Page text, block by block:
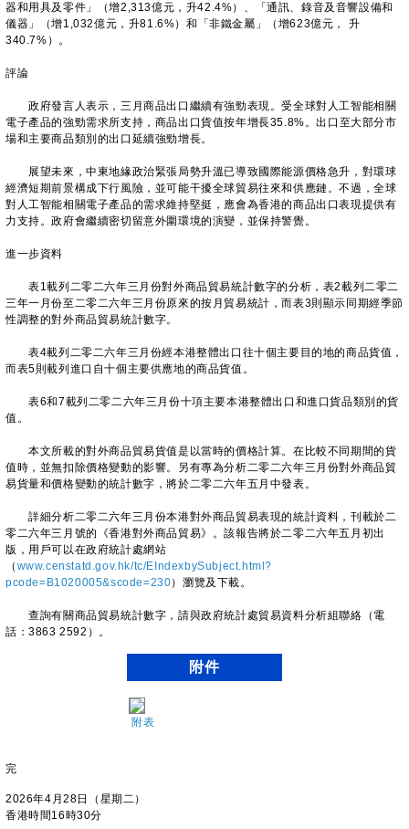
器和用具及零件」（增2,313億元，升42.4%）、「通訊、錄音及音響設備和
儀器」（增1,032億元，升81.6%）和「非鐵金屬」（增623億元， 升
340.7%）。
評論
政府發言人表示，三月商品出口繼續有強勁表現。受全球對人工智能相關
電子產品的強勁需求所支持，商品出口貨值按年增長35.8%。出口至大部分市
場和主要商品類別的出口延續強勁增長。
展望未來，中東地緣政治緊張局勢升溫已導致國際能源價格急升，對環球
經濟短期前景構成下行風險，並可能干擾全球貿易往來和供應鏈。不過，全球
對人工智能相關電子產品的需求維持堅挺，應會為香港的商品出口表現提供有
力支持。政府會繼續密切留意外圍環境的演變，並保持警覺。
進一步資料
表1載列二零二六年三月份對外商品貿易統計數字的分析，表2載列二零二
三年一月份至二零二六年三月份原來的按月貿易統計，而表3則顯示同期經季節
性調整的對外商品貿易統計數字。
表4載列二零二六年三月份經本港整體出口往十個主要目的地的商品貨值，
而表5則載列進口自十個主要供應地的商品貨值。
表6和7載列二零二六年三月份十項主要本港整體出口和進口貨品類別的貨
值。
本文所載的對外商品貿易貨值是以當時的價格計算。在比較不同期間的貨
值時，並無扣除價格變動的影響。另有專為分析二零二六年三月份對外商品貿
易貨量和價格變動的統計數字，將於二零二六年五月中發表。
詳細分析二零二六年三月份本港對外商品貿易表現的統計資料，刊載於二
零二六年三月號的《香港對外商品貿易》。該報告將於二零二六年五月初出
版，用戶可以在政府統計處網站
（ www.censtatd.gov.hk/tc/EIndexbySubject.html?
pcode=B1020005&scode=230）瀏覽及下載。
查詢有關商品貿易統計數字，請與政府統計處貿易資料分析組聯絡（電
話：3863 2592）。
附件
附表
完
2026年4月28日（星期二）
香港時間16時30分